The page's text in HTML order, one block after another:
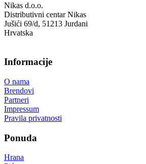
Nikas d.o.o.
Distributivni centar Nikas
Jušići 69/d, 51213 Jurdani
Hrvatska
Informacije
O nama
Brendovi
Partneri
Impressum
Pravila privatnosti
Ponuda
Hrana